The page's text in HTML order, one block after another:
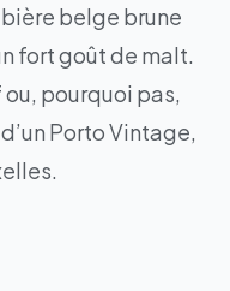
belge brune
fort goût de malt.
pourquoi pas,
Porto Vintage,